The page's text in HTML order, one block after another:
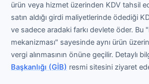
ürün veya hizmet üzerinden KDV tahsil
satın aldığı girdi maliyetlerinde ödediği
ve sadece aradaki farkı devlete öder. Bu
mekanizması" sayesinde aynı ürün
vergi alınmasının önüne geçilir. Detaylı
Başkanlığı (GİB) resmi sitesini ziyaret